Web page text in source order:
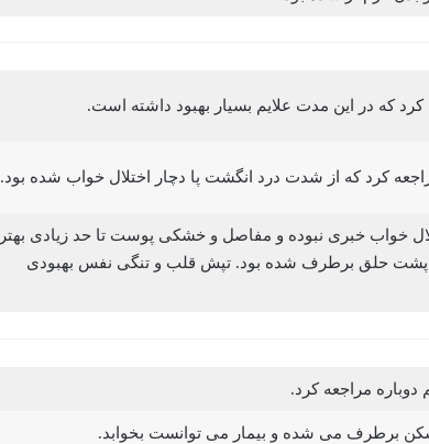
کرد که از شدت درد انگشت پا دچار اختلال خواب شده بود.
خواب خبری نبوده و مفاصل و خشکی پوست تا حد زیادی بهتر
پشت حلق برطرف شده بود. تپش قلب و تنگی نفس بهبودی
دوباره مراجعه کرد.
برطرف می شده و بیمار می توانست بخوابد.